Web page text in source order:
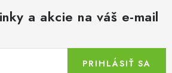
a akcie na váš e-mail
PRIHLÁSIŤ SA